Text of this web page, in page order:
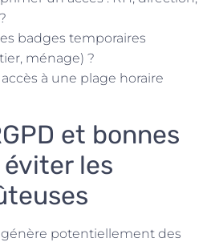
badges temporaires
ménage) ?
à une plage horaire
et bonnes
les
génère potentiellement des